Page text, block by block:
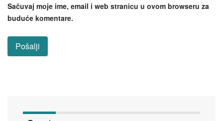
Sačuvaj moje ime, email i web stranicu u ovom browseru za
buduće komentare.